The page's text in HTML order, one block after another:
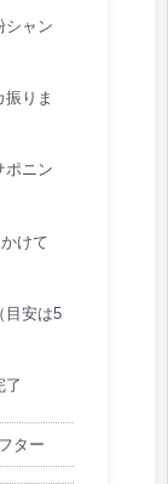
シャン
りま
ポニン
けて
目安は5
了
ター